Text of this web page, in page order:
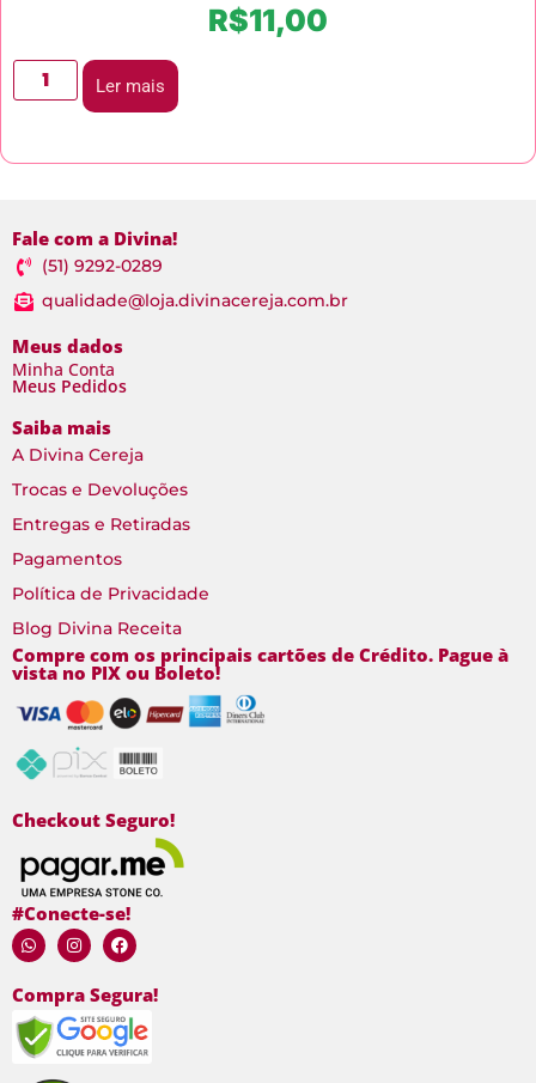
R$11,00
Ler mais
Fale com a Divina!
(51) 9292-0289
qualidade@loja.divinacereja.com.br
Meus dados
Minha Conta
Meus Pedidos
Saiba mais
A Divina Cereja
Trocas e Devoluções
Entregas e Retiradas
Pagamentos
Política de Privacidade
Blog Divina Receita
Compre com os principais cartões de Crédito. Pague à
vista no PIX ou Boleto!
Checkout Seguro!
#Conecte-se!
Compra Segura!